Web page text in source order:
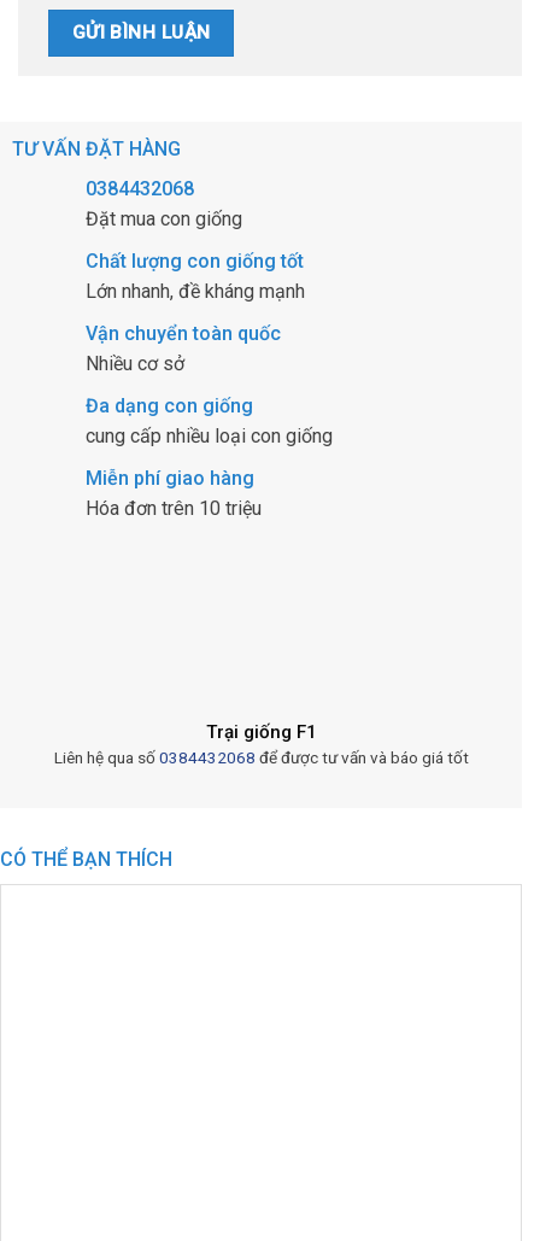
TƯ VẤN ĐẶT HÀNG
0384432068
Đặt mua con giống
Chất lượng con giống tốt
Lớn nhanh, đề kháng mạnh
Vận chuyển toàn quốc
Nhiều cơ sở
Đa dạng con giống
cung cấp nhiều loại con giống
Miễn phí giao hàng
Hóa đơn trên 10 triệu
Trại giống F1
Liên hệ qua số0384432068 để được tư vấn và báo giá tốt
CÓ THỂ BẠN THÍCH